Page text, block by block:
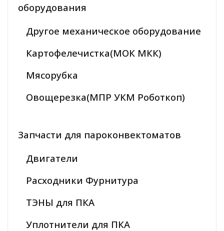
оборудования
Другое механическое оборудование
Картофелечистка(МОК МКК)
Мясорубка
Овощерезка(МПР УКМ Роботкоп)
Запчасти для пароконвектоматов
Двигатели
Расходники Фурнитура
ТЭНЫ для ПКА
Уплотнители для ПКА